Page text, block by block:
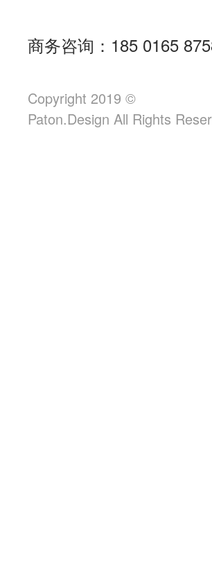
商务咨询：185 0165
Copyright 2019 ©
Paton.Design All Rights